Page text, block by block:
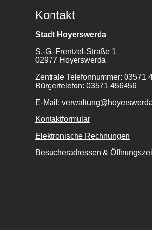
Kontakt
Stadt Hoyerswerda
S.-G.-Frentzel-Straße 1
02977 Hoyerswerda
Zentrale Telefonnummer: 03571
Bürgertelefon: 03571 456456
E-Mail:
Kontaktformular
Elektronische Rechnungen
Besucheradressen &